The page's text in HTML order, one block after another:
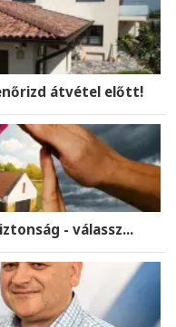
átvétel előtt!
- válassz...